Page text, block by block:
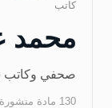
كاتب
محمد
صحفي وكاتب
130 مادة منشورة